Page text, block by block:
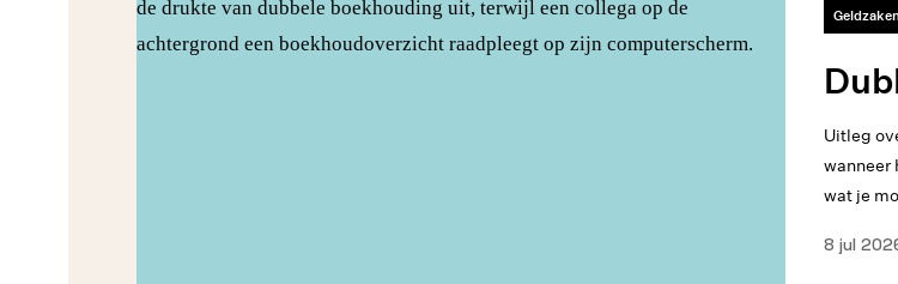
Geldzaken
Uitleg
wanneer
wat je
8 jul